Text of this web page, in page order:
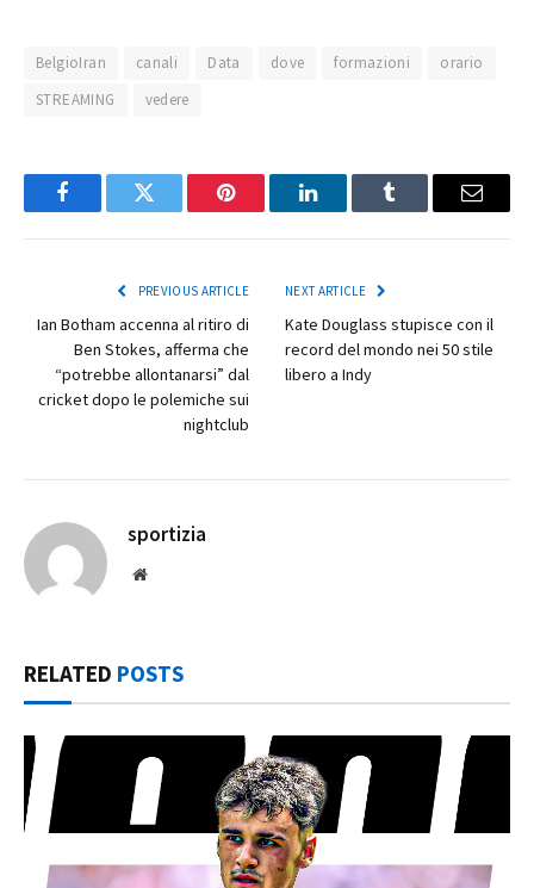
BelgioIran canali Data dove formazioni
orario
STREAMING
vedere
FacebookTwitter Pinterest LinkedInTumblr Email
PREVIOUS ARTICLE
Ian Botham accenna al ritiro di
Ben Stokes, afferma che
“potrebbe allontanarsi” dal
cricket dopo le polemiche sui
nightclub
NEXT ARTICLE
Kate Douglass stupisce con il
record del mondo nei 50 stile
libero a Indy
sportizia
Website
RELATED POSTS